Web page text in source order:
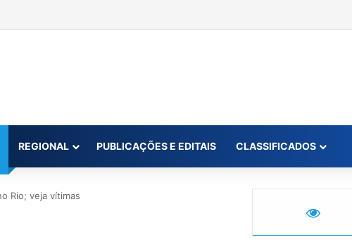
dama de Nova Ipixuna de comentários vexatórios em grupo de WhatsApp
REGIONAL PUBLICAÇÕES E EDITAIS CLASSIFICADOS
Rio; veja vítimas